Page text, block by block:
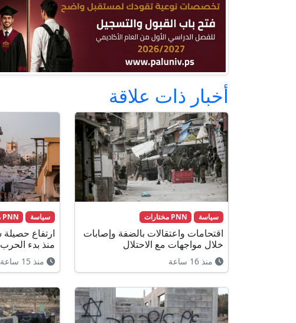
أخبار ذات علاقة
سياسة PNN مختارات
اقتحامات واعتقالات بالضفة وإصابات
خلال مواجهات مع الاحتلال
منذ 16 ساعة
سياسة PNN مختارات
منذ بدء الحرب
منذ 15 ساعة